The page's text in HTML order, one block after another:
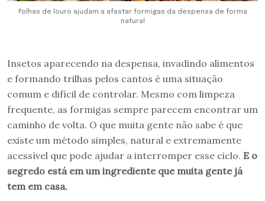
Folhas de louro ajudam a afastar formigas da despensa de forma
natural
Insetos aparecendo na despensa, invadindo alimentos
e formando trilhas pelos cantos é uma situação
comum e difícil de controlar. Mesmo com limpeza
frequente, as formigas sempre parecem encontrar um
caminho de volta. O que muita gente não sabe é que
existe um método simples, natural e extremamente
acessível que pode ajudar a interromper esse ciclo. E o
segredo está em um ingrediente que muita gente já
tem em casa.